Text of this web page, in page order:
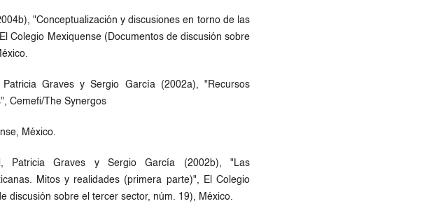
"Conceptualización y discusiones en torno de las
Colegio Mexiquense (Documentos de discusión sobre
Patricia Graves y Sergio García (2002a), "Recursos
Cemefi/The Synergos
México.
Patricia Graves y Sergio García (2002b), "Las
Mitos y realidades (primera parte)", El Colegio
discusión sobre el tercer sector, núm. 19), México.